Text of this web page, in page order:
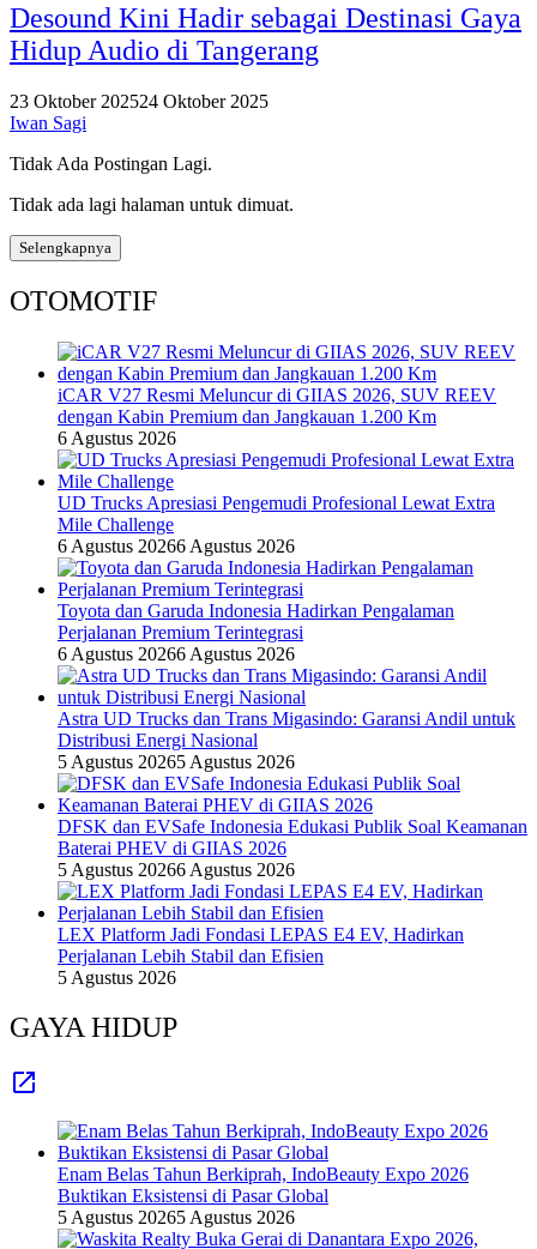
Desound Kini Hadir sebagai Destinasi Gaya
Hidup Audio di Tangerang
23 Oktober 202524 Oktober 2025
Iwan Sagi
Tidak Ada Postingan Lagi.
Tidak ada lagi halaman untuk dimuat.
Selengkapnya
OTOMOTIF
iCAR V27 Resmi Meluncur di GIIAS 2026, SUV REEV
dengan Kabin Premium dan Jangkauan 1.200 Km
6 Agustus 2026
UD Trucks Apresiasi Pengemudi Profesional Lewat Extra
Mile Challenge
6 Agustus 20266 Agustus 2026
Toyota dan Garuda Indonesia Hadirkan Pengalaman
Perjalanan Premium Terintegrasi
6 Agustus 20266 Agustus 2026
Astra UD Trucks dan Trans Migasindo: Garansi Andil untuk
Distribusi Energi Nasional
5 Agustus 20265 Agustus 2026
DFSK dan EVSafe Indonesia Edukasi Publik Soal Keamanan
Baterai PHEV di GIIAS 2026
5 Agustus 20266 Agustus 2026
LEX Platform Jadi Fondasi LEPAS E4 EV, Hadirkan
Perjalanan Lebih Stabil dan Efisien
5 Agustus 2026
GAYA HIDUP
Enam Belas Tahun Berkiprah, IndoBeauty Expo 2026
Buktikan Eksistensi di Pasar Global
5 Agustus 20265 Agustus 2026